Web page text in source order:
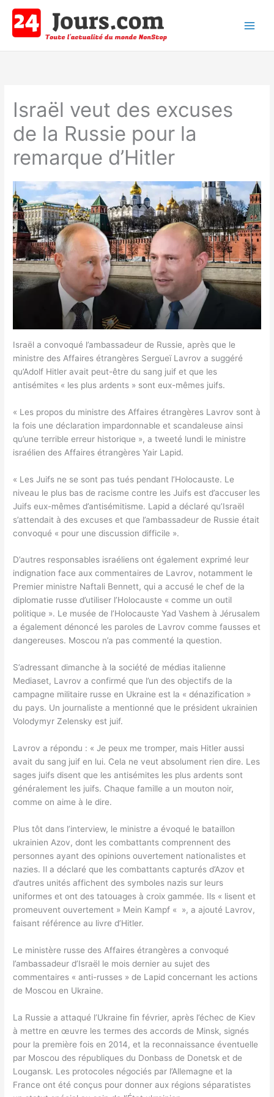
contenu
Israël veut des excuses
de la Russie pour la
remarque d’Hitler
Israël a convoqué l’ambassadeur de Russie, après que le
ministre des Affaires étrangères Sergueï Lavrov a suggéré
qu’Adolf Hitler avait peut-être du sang juif et que les
antisémites « les plus ardents » sont eux-mêmes juifs.
« Les propos du ministre des Affaires étrangères Lavrov sont à
la fois une déclaration impardonnable et scandaleuse ainsi
qu’une terrible erreur historique », a tweeté lundi le ministre
israélien des Affaires étrangères Yair Lapid.
« Les Juifs ne se sont pas tués pendant l’Holocauste. Le
niveau le plus bas de racisme contre les Juifs est d’accuser les
Juifs eux-mêmes d’antisémitisme. Lapid a déclaré qu’Israël
s’attendait à des excuses et que l’ambassadeur de Russie était
convoqué « pour une discussion difficile ».
D’autres responsables israéliens ont également exprimé leur
indignation face aux commentaires de Lavrov, notamment le
Premier ministre Naftali Bennett, qui a accusé le chef de la
diplomatie russe d’utiliser l’Holocauste « comme un outil
politique ». Le musée de l’Holocauste Yad Vashem à Jérusalem
a également dénoncé les paroles de Lavrov comme fausses et
dangereuses. Moscou n’a pas commenté la question.
S’adressant dimanche à la société de médias italienne
Mediaset, Lavrov a confirmé que l’un des objectifs de la
campagne militaire russe en Ukraine est la « dénazification »
du pays. Un journaliste a mentionné que le président ukrainien
Volodymyr Zelensky est juif.
Lavrov a répondu : « Je peux me tromper, mais Hitler aussi
avait du sang juif en lui. Cela ne veut absolument rien dire. Les
sages juifs disent que les antisémites les plus ardents sont
généralement les juifs. Chaque famille a un mouton noir,
comme on aime à le dire.
Plus tôt dans l’interview, le ministre a évoqué le bataillon
ukrainien Azov, dont les combattants comprennent des
personnes ayant des opinions ouvertement nationalistes et
nazies. Il a déclaré que les combattants capturés d’Azov et
d’autres unités affichent des symboles nazis sur leurs
uniformes et ont des tatouages ​​​​à croix gammée. Ils « lisent et
promeuvent ouvertement » Mein Kampf « », a ajouté Lavrov,
faisant référence au livre d’Hitler.
Le ministère russe des Affaires étrangères a convoqué
l’ambassadeur d’Israël le mois dernier au sujet des
commentaires « anti-russes » de Lapid concernant les actions
de Moscou en Ukraine.
La Russie a attaqué l’Ukraine fin février, après l’échec de Kiev
à mettre en œuvre les termes des accords de Minsk, signés
pour la première fois en 2014, et la reconnaissance éventuelle
par Moscou des républiques du Donbass de Donetsk et de
Lougansk. Les protocoles négociés par l’Allemagne et la
France ont été conçus pour donner aux régions séparatistes